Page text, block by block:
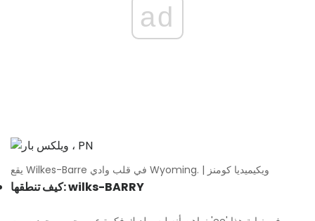
ad
يقع Wilkes-Barre في قلب وادي Wyoming. | ويكيميديا ​​كومنز
كيف تنطقها: wilks-BARRY